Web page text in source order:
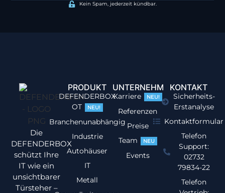
Kein Spam, jederzeit kündbar.
Die
DEFENDERBOX
schützt Ihre
IT wie ein
unsichtbarer
Türsteher –
PRODUKT
DEFENDERBOX
OT
NEU!
Branchenunabhängig
Industrie
Autohäuser
IT
Metall
UNTERNEHMEN
Karriere NEU!
Referenzen
Preise
Team
NEU
Events
KONTAKT
Sicherheits-
Erstanalyse
Kontaktformular
Telefon
Support:
02732
79834-22
Telefon